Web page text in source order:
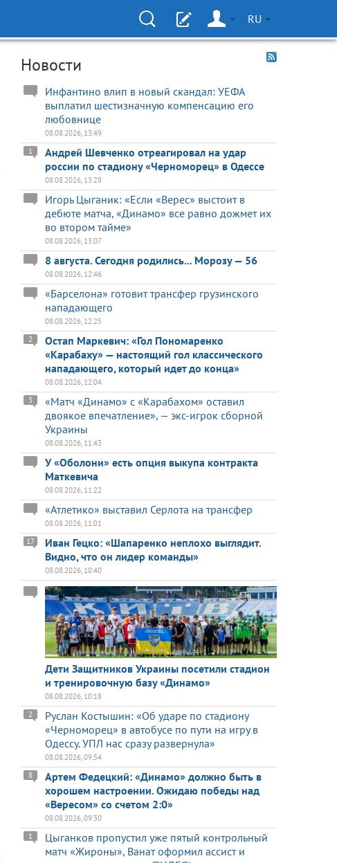
RU
Новости
Инфантино влип в новый скандал: УЕФА
выплатил шестизначную компенсацию его
любовнице
08.08.2026, 13:49
Андрей Шевченко отреагировал на удар
россии по стадиону «Черноморец» в Одессе
1
08.08.2026, 13:28
Игорь Цыганик: «Если «Верес» выстоит в
дебюте матча, «Динамо» все равно дожмет их
во втором тайме»
08.08.2026, 13:07
8 августа. Сегодня родились... Морозу — 56
08.08.2026, 12:46
«Барселона» готовит трансфер грузинского
нападающего
08.08.2026, 12:25
Остап Маркевич: «Гол Пономаренко
«Карабаху» — настоящий гол классического
нападающего, который идет до конца»
2
08.08.2026, 12:04
«Матч «Динамо» с «Карабахом» оставил
двоякое впечатление», — экс-игрок сборной
Украины
3
08.08.2026, 11:43
У «Оболони» есть опция выкупа контракта
Маткевича
08.08.2026, 11:22
«Атлетико» выставил Серлота на трансфер
08.08.2026, 11:01
Иван Гецко: «Шапаренко неплохо выглядит.
Видно, что он лидер команды»
17
08.08.2026, 10:40
Дети Защитников Украины посетили стадион
и тренировочную базу «Динамо»
08.08.2026, 10:18
Руслан Костышин: «Об ударе по стадиону
«Черноморец» в автобусе по пути на игру в
Одессу. УПЛ нас сразу развернула»
2
08.08.2026, 09:54
Артем Федецкий: «Динамо» должно быть в
хорошем настроении. Ожидаю победы над
«Вересом» со счетом 2:0»
8
08.08.2026, 09:30
Цыганков пропустил уже пятый контрольный
матч «Жироны», Ванат оформил ассист и
1